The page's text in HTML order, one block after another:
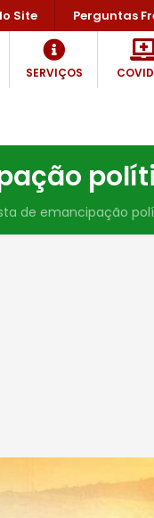
Site Perguntas
SERVIÇOS
de emancipação